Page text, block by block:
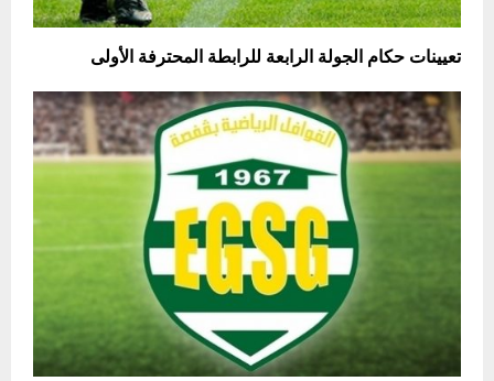
تعيينات حكام الجولة الرابعة للرابطة المحترفة الأولى